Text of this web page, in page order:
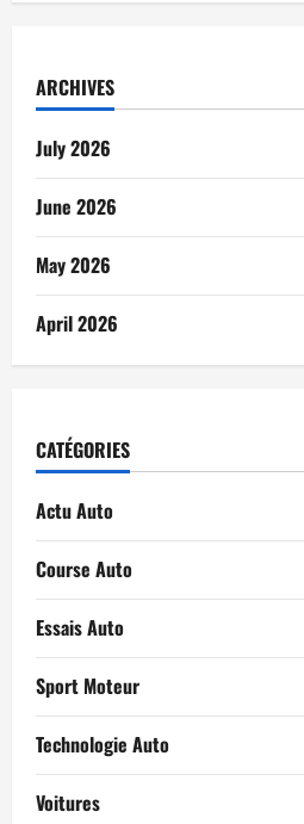
ARCHIVES
July 2026
June 2026
May 2026
April 2026
CATÉGORIES
Actu Auto
Course Auto
Essais Auto
Sport Moteur
Technologie Auto
Voitures